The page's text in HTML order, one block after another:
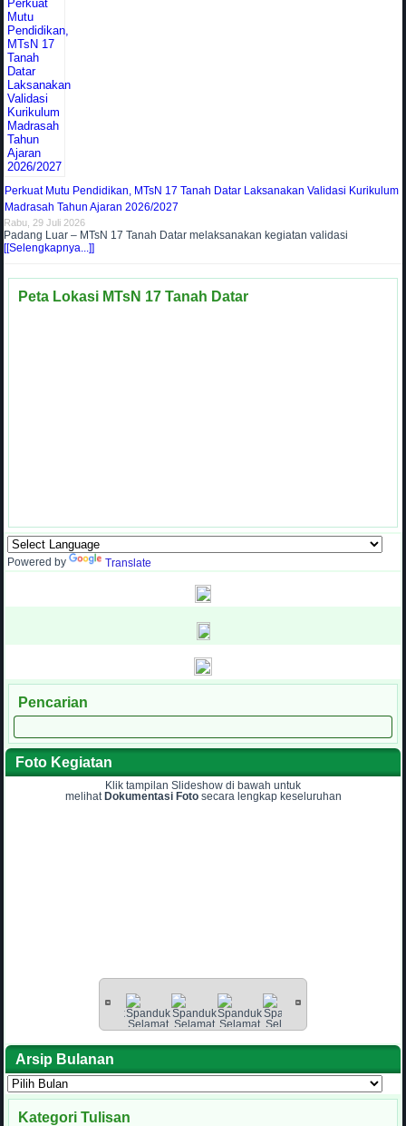
Perkuat Mutu Pendidikan, MTsN 17 Tanah Datar Laksanakan Validasi Kurikulum
Madrasah Tahun Ajaran 2026/2027
Rabu, 29 Juli 2026
Padang Luar – MTsN 17 Tanah Datar melaksanakan kegiatan validasi
[[Selengkapnya...]]
Peta Lokasi MTsN 17 Tanah Datar
Powered by Translate
Pencarian
Foto Kegiatan
Klik tampilan Slideshow di bawah untuk
melihat Dokumentasi Fotosecara lengkap keseluruhan
Arsip Bulanan
Arsip
Bulanan
Kategori Tulisan